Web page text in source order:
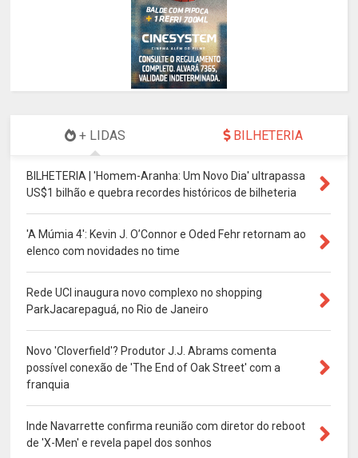
+ LIDAS BILHETERIA
BILHETERIA | 'Homem-Aranha: Um Novo Dia' ultrapassa
US$1 bilhão e quebra recordes históricos de bilheteria
'A Múmia 4': Kevin J. O’Connor e Oded Fehr retornam ao
elenco com novidades no time
Rede UCI inaugura novo complexo no shopping
ParkJacarepaguá, no Rio de Janeiro
Novo 'Cloverfield'? Produtor J.J. Abrams comenta
possível conexão de 'The End of Oak Street' com a
franquia
Inde Navarrette confirma reunião com diretor do reboot
de 'X-Men' e revela papel dos sonhos